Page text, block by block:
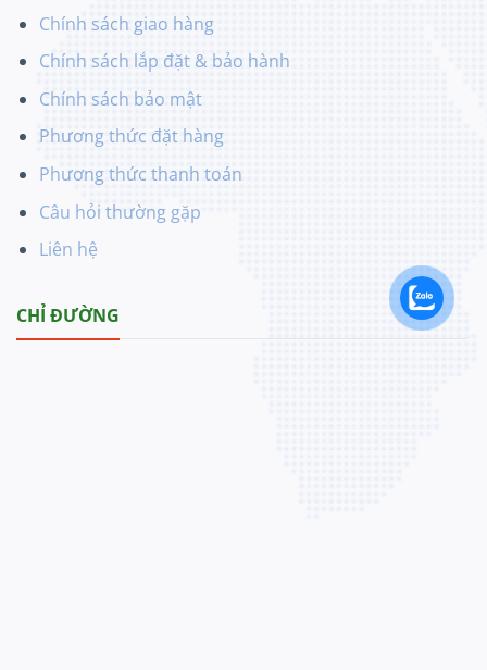
Chính sách giao hàng
Chính sách lắp đặt & bảo hành
Chính sách bảo mật
Phương thức đặt hàng
Phương thức thanh toán
Câu hỏi thường gặp
Liên hệ
CHỈ ĐƯỜNG